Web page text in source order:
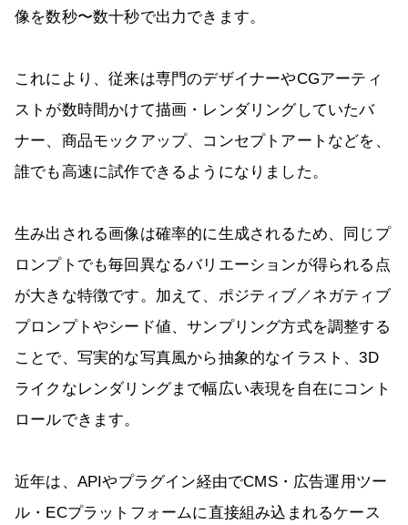
像を数秒〜数十秒で出力できます。
これにより、従来は専門のデザイナーやCGアーティ
ストが数時間かけて描画・レンダリングしていたバ
ナー、商品モックアップ、コンセプトアートなどを、
誰でも高速に試作できるようになりました。
生み出される画像は確率的に生成されるため、同じプ
ロンプトでも毎回異なるバリエーションが得られる点
が大きな特徴です。加えて、ポジティブ／ネガティブ
プロンプトやシード値、サンプリング方式を調整する
ことで、写実的な写真風から抽象的なイラスト、3D
ライクなレンダリングまで幅広い表現を自在にコント
ロールできます。
近年は、APIやプラグイン経由でCMS・広告運用ツー
ル・ECプラットフォームに直接組み込まれるケース